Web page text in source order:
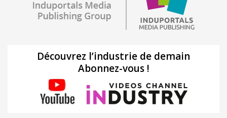
Découvrez l’industrie de demain
Abonnez-vous !